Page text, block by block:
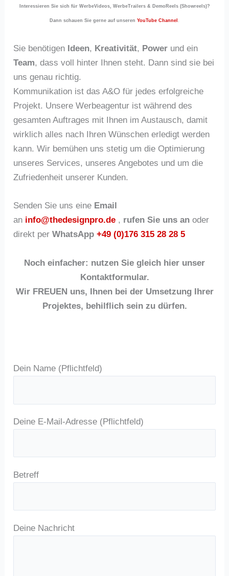
Interessieren Sie sich für WerbeVideos, WerbeTrailers & DemoReels (Showreels)?
Dann schauen Sie gerne auf unseren YouTube Channel .
Sie benötigen Ideen, Kreativität, Power und ein
Team, dass voll hinter Ihnen steht. Dann sind sie bei
uns genau richtig.
Kommunikation ist das A&O für jedes erfolgreiche
Projekt. Unsere Werbeagentur ist während des
gesamten Auftrages mit Ihnen im Austausch, damit
wirklich alles nach Ihren Wünschen erledigt werden
kann. Wir bemühen uns stetig um die Optimierung
unseres Services, unseres Angebotes und um die
Zufriedenheit unserer Kunden.
Senden Sie uns eine Email
an info@thedesignpro.de , rufen Sie uns anoder
direkt perWhatsApp+49(0)176 315 28 28 5
Noch einfacher: nutzen Sie gleich hier unser
Kontaktformular.
Wir FREUEN uns, Ihnen bei der Umsetzung Ihrer
Projektes, behilflich sein zu dürfen.
Dein Name (Pflichtfeld)
Deine E-Mail-Adresse (Pflichtfeld)
Betreff
Deine Nachricht